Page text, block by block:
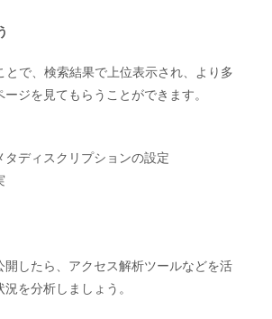
とで、検索結果で上位表示され、より多
ージを見てもらうことができます。
タディスクリプションの設定
開したら、アクセス解析ツールなどを活
を分析しましょう。